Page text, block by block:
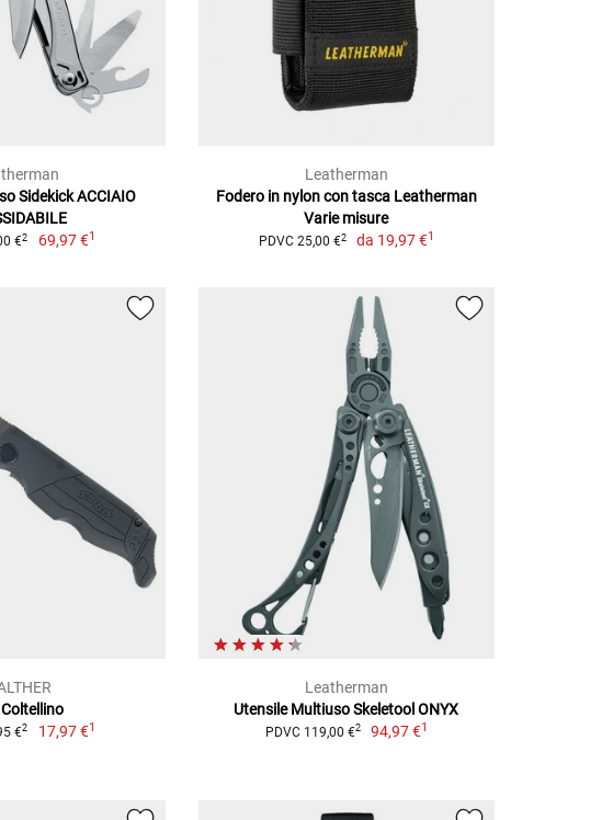
Sidekick ACCIAIO
€2 69,97 €1
Leatherman
Fodero in nylon con tasca Leatherman
Varie misure
PDVC 25,00 €2 da 19,97 €1
€2 17,97 €1
Leatherman
Utensile Multiuso Skeletool ONYX
PDVC 119,00 €2 94,97 €1